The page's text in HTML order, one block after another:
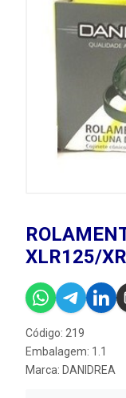
XLR125/
Código: 219
Embalagem: 1.1
Marca: DANIDREA